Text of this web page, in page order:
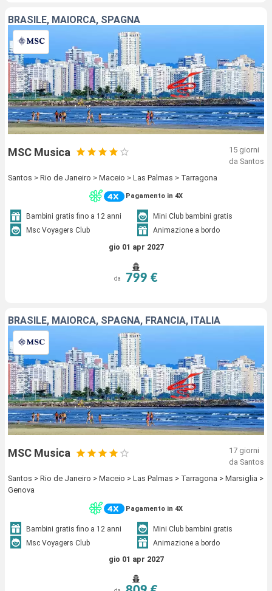
BRASILE, MAIORCA, SPAGNA
MSC Musica
15 giorni
da Santos
Santos > Rio de Janeiro > Maceio > Las Palmas > Tarragona
Pagamento in 4X
Bambini gratis fino a 12 anni
Mini Club bambini gratis
Msc Voyagers Club
Animazione a bordo
gio 01 apr 2027
da 799 €
BRASILE, MAIORCA, SPAGNA, FRANCIA, ITALIA
MSC Musica
17 giorni
da Santos
Santos > Rio de Janeiro > Maceio > Las Palmas > Tarragona > Marsiglia >
Genova
Pagamento in 4X
Bambini gratis fino a 12 anni
Mini Club bambini gratis
Msc Voyagers Club
Animazione a bordo
gio 01 apr 2027